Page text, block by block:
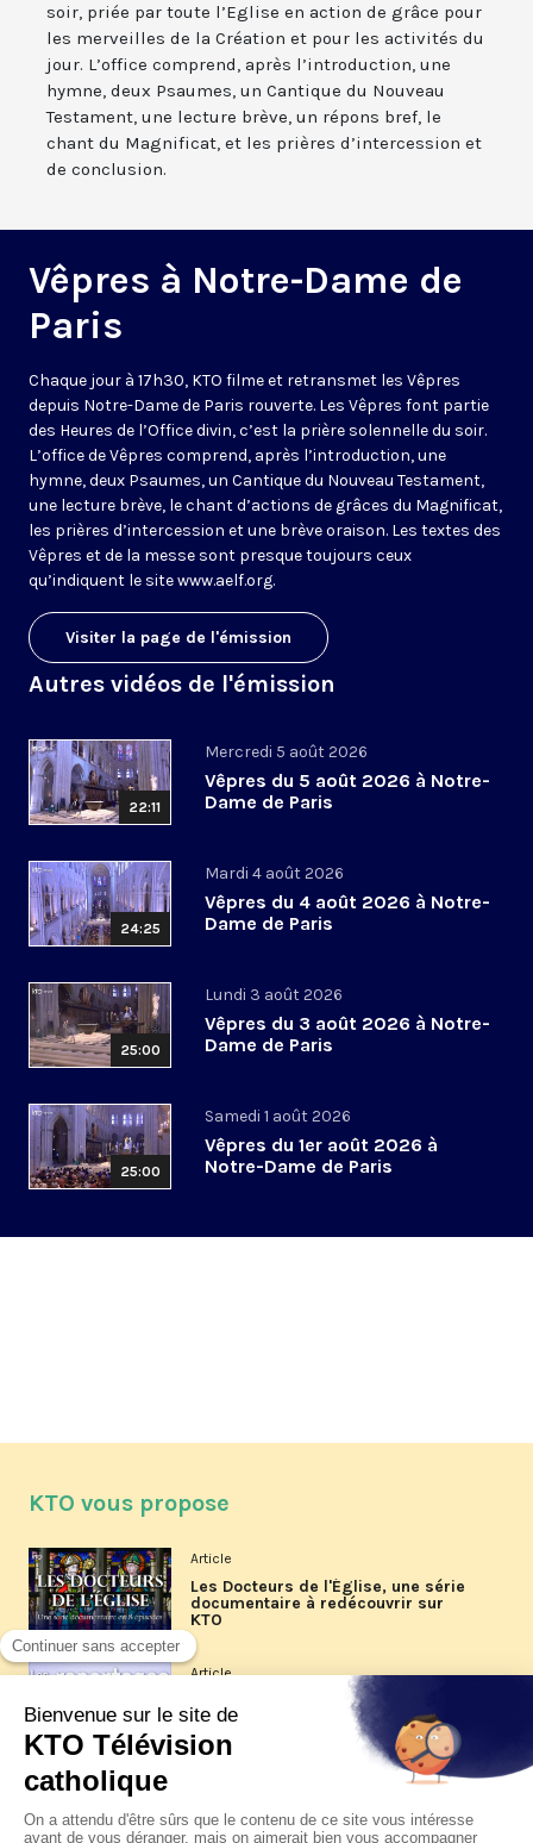
soir, priée par toute l’Eglise en action de grâce pour
les merveilles de la Création et pour les activités du
jour. L’office comprend, après l’introduction, une
hymne, deux Psaumes, un Cantique du Nouveau
Testament, une lecture brève, un répons bref, le
chant du Magnificat, et les prières d’intercession et
de conclusion.
Vêpres à Notre-Dame de
Paris
Chaque jour à 17h30, KTO filme et retransmet les Vêpres
depuis Notre-Dame de Paris rouverte. Les Vêpres font partie
des Heures de l’Office divin, c’est la prière solennelle du soir.
L’office de Vêpres comprend, après l’introduction, une
hymne, deux Psaumes, un Cantique du Nouveau Testament,
une lecture brève, le chant d’actions de grâces du Magnificat,
les prières d’intercession et une brève oraison. Les textes des
Vêpres et de la messe sont presque toujours ceux
qu’indiquent le sitewww.aelf.org.
Visiter la page de l'émission
Autres vidéos de l'émission
22:11
Mercredi 5 août 2026
Vêpres du 5 août 2026 à Notre-
Dame de Paris
24:25
Mardi 4 août 2026
Vêpres du 4 août 2026 à Notre-
Dame de Paris
25:00
Lundi 3 août 2026
Vêpres du 3 août 2026 à Notre-
Dame de Paris
25:00
Samedi 1 août 2026
Vêpres du 1er août 2026 à
Notre-Dame de Paris
KTO vous propose
Article
Les Docteurs de l'Église, une série
documentaire à redécouvrir sur
KTO
Article
Les reportages d'été 2026 de KTO
La visite pastorale du pape Léon
XIV à Assise à suivre sur KTO le